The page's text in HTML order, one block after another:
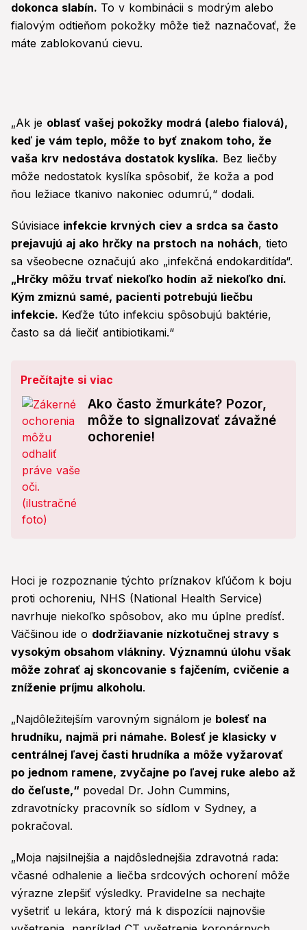
dokonca slabín. To v kombinácii s modrým alebo
fialovým odtieňom pokožky môže tiež naznačovať, že
máte zablokovanú cievu.
„Ak je oblasť vašej pokožky modrá (alebo fialová),
keď je vám teplo, môže to byť znakom toho, že
vaša krv nedostáva dostatok kyslíka. Bez liečby
môže nedostatok kyslíka spôsobiť, že koža a pod
ňou ležiace tkanivo nakoniec odumrú,“ dodali.
Súvisiace infekcie krvných ciev a srdca sa často
prejavujú aj ako hrčky na prstoch na nohách, tieto
sa všeobecne označujú ako „infekčná endokarditída“.
„Hrčky môžu trvať niekoľko hodín až niekoľko dní.
Kým zmiznú samé, pacienti potrebujú liečbu
infekcie. Keďže túto infekciu spôsobujú baktérie,
často sa dá liečiť antibiotikami.“
Prečítajte si viac
Ako často žmurkáte? Pozor,
môže to signalizovať závažné
ochorenie!
Hoci je rozpoznanie týchto príznakov kľúčom k boju
proti ochoreniu, NHS (National Health Service)
navrhuje niekoľko spôsobov, ako mu úplne predísť.
Väčšinou ide o dodržiavanie nízkotučnej stravy s
vysokým obsahom vlákniny. Významnú úlohu však
môže zohrať aj skoncovanie s fajčením, cvičenie a
zníženie príjmu alkoholu.
„Najdôležitejším varovným signálom je bolesť na
hrudníku, najmä pri námahe. Bolesť je klasicky v
centrálnej ľavej časti hrudníka a môže vyžarovať
po jednom ramene, zvyčajne po ľavej ruke alebo až
do čeľuste,“ povedal Dr. John Cummins,
zdravotnícky pracovník so sídlom v Sydney, a
pokračoval.
„Moja najsilnejšia a najdôslednejšia zdravotná rada:
včasné odhalenie a liečba srdcových ochorení môže
výrazne zlepšiť výsledky. Pravidelne sa nechajte
vyšetriť u lekára, ktorý má k dispozícii najnovšie